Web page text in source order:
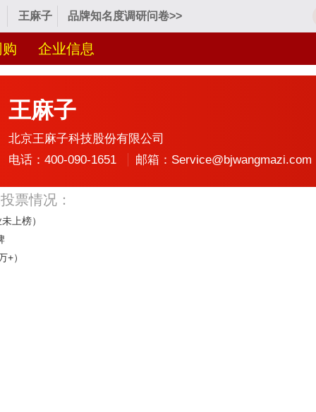
王麻子 品牌知名度调研问卷>>
企业信息
王麻子
北京王麻子科技股份有限公司
电话：400-090-1651
邮箱：Service@bjwangmazi.com
票情况：
上榜）
+）